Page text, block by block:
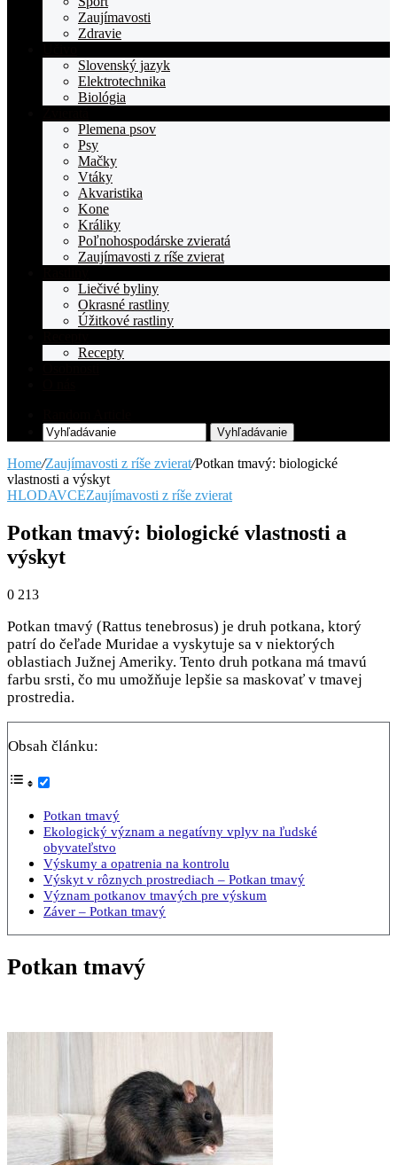
Zaujímavosti
Zdravie
Slovenský jazyk
Elektrotechnika
Biológia
Plemena psov
Psy
Mačky
Vtáky
Akvaristika
Kone
Králiky
Poľnohospodárske zvieratá
Zaujímavosti z ríše zvierat
Liečivé byliny
Okrasné rastliny
Úžitkové rastliny
Recepty
Vyhľadávanie
Home/Zaujímavosti z ríše zvierat/Potkan tmavý: biologické
vlastnosti a výskyt
HLODAVCEZaujímavosti z ríše zvierat
Potkan tmavý: biologické vlastnosti a
výskyt
0 213
Potkan tmavý (Rattus tenebrosus) je druh potkana, ktorý
patrí do čeľade Muridae a vyskytuje sa v niektorých
oblastiach Južnej Ameriky. Tento druh potkana má tmavú
farbu srsti, čo mu umožňuje lepšie sa maskovať v tmavej
prostredia.
Obsah článku:
Potkan tmavý
Ekologický význam a negatívny vplyv na ľudské
obyvateľstvo
Výskumy a opatrenia na kontrolu
Výskyt v rôznych prostrediach – Potkan tmavý
Význam potkanov tmavých pre výskum
Záver – Potkan tmavý
Potkan tmavý